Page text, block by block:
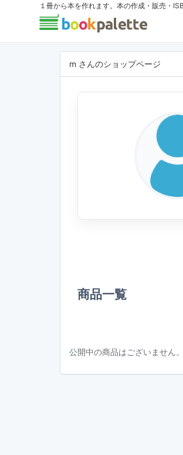
１冊から本を作れます。本の作成・販売・
m さんのショップページ
商品一覧
公開中の商品はございません。